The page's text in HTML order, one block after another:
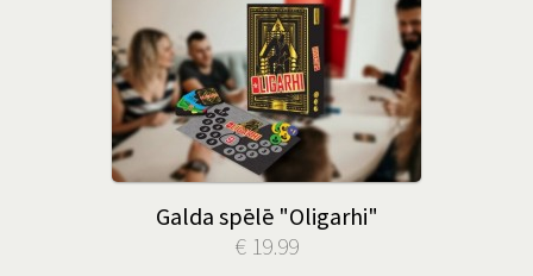
Galda spēlē "Oligarhi"
€ 19.99